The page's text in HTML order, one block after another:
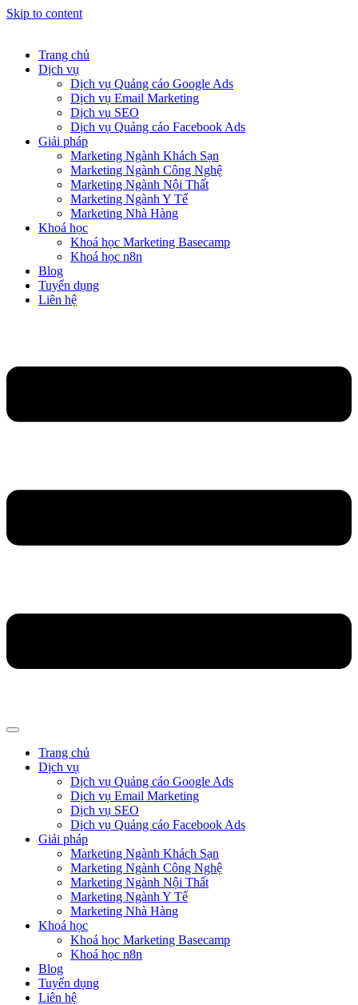
Skip to content
Trang chủ
Dịch vụ
Dịch vụ Quảng cáo Google Ads
Dịch vụ Email Marketing
Dịch vụ SEO
Dịch vụ Quảng cáo Facebook Ads
Giải pháp
Marketing Ngành Khách Sạn
Marketing Ngành Công Nghệ
Marketing Ngành Nội Thất
Marketing Ngành Y Tế
Marketing Nhà Hàng
Khoá học
Khoá học Marketing Basecamp
Khoá học n8n
Blog
Tuyển dụng
Liên hệ
Trang chủ
Dịch vụ
Dịch vụ Quảng cáo Google Ads
Dịch vụ Email Marketing
Dịch vụ SEO
Dịch vụ Quảng cáo Facebook Ads
Giải pháp
Marketing Ngành Khách Sạn
Marketing Ngành Công Nghệ
Marketing Ngành Nội Thất
Marketing Ngành Y Tế
Marketing Nhà Hàng
Khoá học
Khoá học Marketing Basecamp
Khoá học n8n
Blog
Tuyển dụng
Liên hệ